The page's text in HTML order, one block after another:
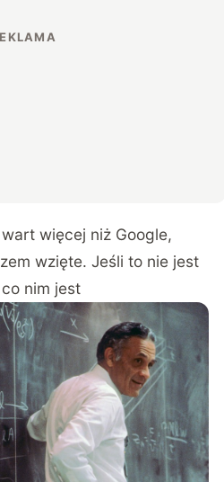
więcej niż Google,
wzięte. Jeśli to nie jest
nim jest